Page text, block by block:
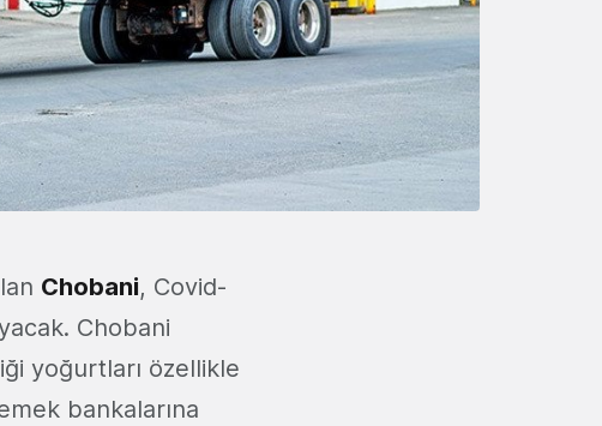
Chobani, Covid-
Chobani
yoğurtları özellikle
bankalarına